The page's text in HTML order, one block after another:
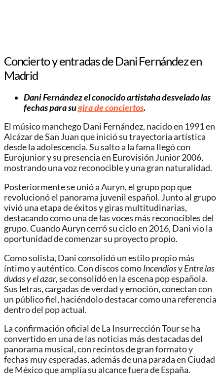
Concierto y entradas de Dani Fernández en
Madrid
Dani Fernández el conocido artistaha desvelado las
fechas para sugira de conciertos.
El músico manchego Dani Fernández, nacido en 1991 en
Alcázar de San Juan que inició su trayectoria artística
desde la adolescencia. Su salto a la fama llegó con
Eurojunior y su presencia en Eurovisión Junior 2006,
mostrando una voz reconocible y una gran naturalidad.
Posteriormente se unió a Auryn, el grupo pop que
revolucionó el panorama juvenil español. Junto al grupo
vivió una etapa de éxitos y giras multitudinarias,
destacando como una de las voces más reconocibles del
grupo. Cuando Auryn cerró su ciclo en 2016, Dani vio la
oportunidad de comenzar su proyecto propio.
Como solista, Dani consolidó un estilo propio más
íntimo y auténtico. Con discos comoIncendiosyEntre las
dudas y el azar, se consolidó en la escena pop española.
Sus letras, cargadas de verdad y emoción, conectan con
un público fiel, haciéndolo destacar como una referencia
dentro del pop actual.
La confirmación oficial de La Insurrección Tour se ha
convertido en una de las noticias más destacadas del
panorama musical, con recintos de gran formato y
fechas muy esperadas, además de una parada en Ciudad
de México que amplía su alcance fuera de España.